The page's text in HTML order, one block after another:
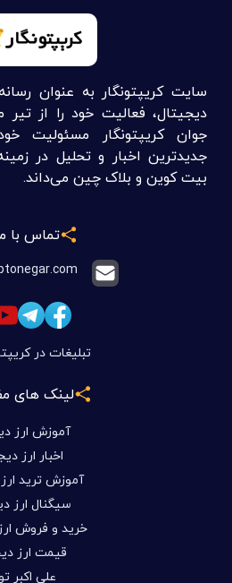
سایت کریپتونگار به عنوان
جوان کریپتونگار مسئولیت
جدیدترین اخبار و تحلیل در
بیت کوین و بلاک چین می‌داند.
تماس با
تبلیغات در
لینک های
آموزش ارز
اخبار ارز
آموزش ترید
سیگنال ارز
خرید و فروش
قیمت ارز
علی اکبر